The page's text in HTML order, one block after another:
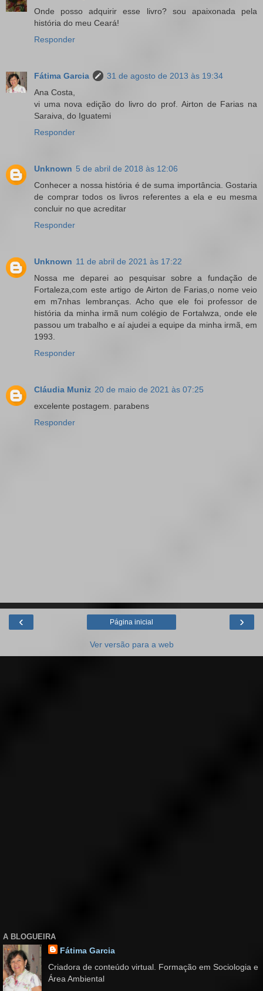
Onde posso adquirir esse livro? sou apaixonada pela
história do meu Ceará!
Responder
Fátima Garcia
31 de agosto de 2013 às 19:34
Ana Costa,
vi uma nova edição do livro do prof. Airton de Farias na
Saraiva, do Iguatemi
Responder
Unknown 5 de abril de 2018 às 12:06
Conhecer a nossa história é de suma importância. Gostaria
de comprar todos os livros referentes a ela e eu mesma
concluir no que acreditar
Responder
Unknown 11 de abril de 2021 às 17:22
Nossa me deparei ao pesquisar sobre a fundação de
Fortaleza,com este artigo de Airton de Farias,o nome veio
em m7nhas lembranças. Acho que ele foi professor de
história da minha irmã num colégio de Fortalwza, onde ele
passou um trabalho e aí ajudei a equipe da minha irmã, em
1993.
Responder
Cláudia Muniz 20 de maio de 2021 às 07:25
excelente postagem. parabens
Responder
‹ ›
Página inicial
Ver versão para a web
A BLOGUEIRA
Fátima Garcia
Criadora de conteúdo virtual. Formação em Sociologia e
Área Ambiental